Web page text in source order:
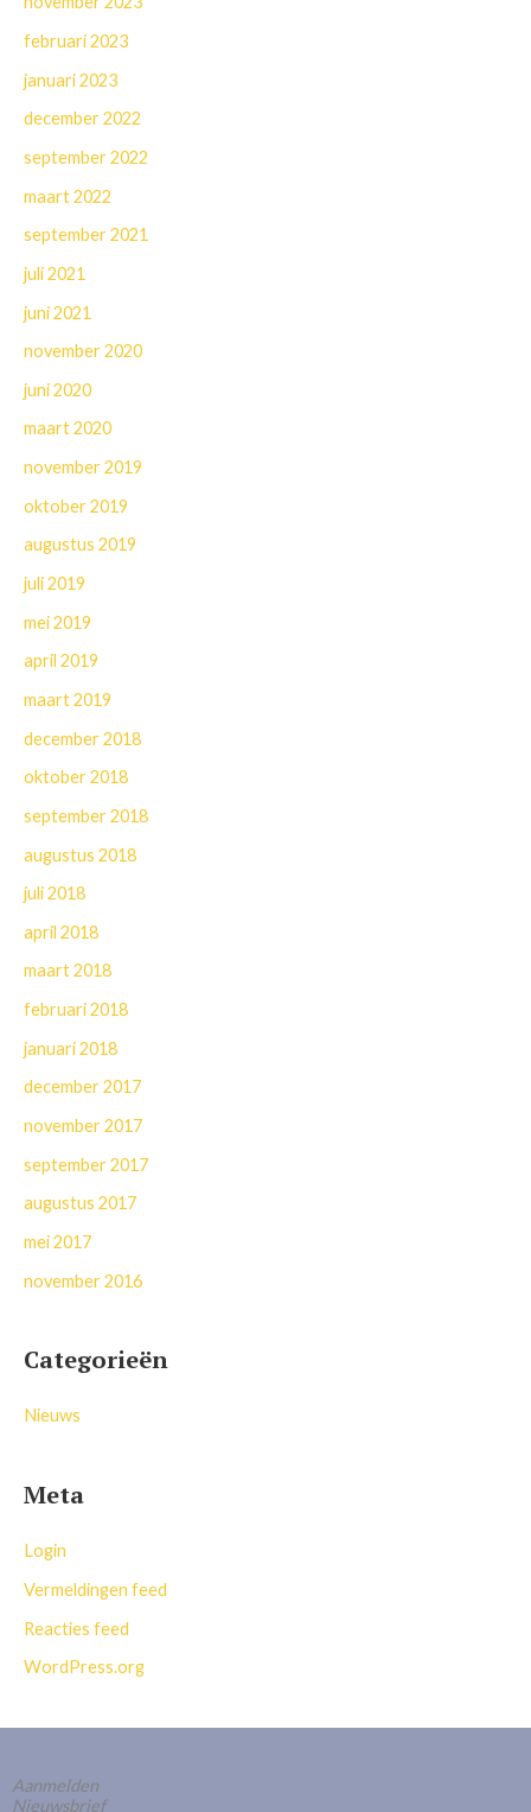
februari 2023
januari 2023
december 2022
september 2022
maart 2022
september 2021
juli 2021
juni 2021
november 2020
juni 2020
maart 2020
november 2019
oktober 2019
augustus 2019
juli 2019
mei 2019
april 2019
maart 2019
december 2018
oktober 2018
september 2018
augustus 2018
juli 2018
april 2018
maart 2018
februari 2018
januari 2018
december 2017
november 2017
september 2017
augustus 2017
mei 2017
november 2016
Categorieën
Nieuws
Meta
Login
Vermeldingen feed
Reacties feed
WordPress.org
Aanmelden
Nieuwsbrief